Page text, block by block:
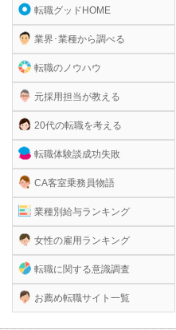
転職グッドHOME
業界･業種から調べる
転職のノウハウ
元採用担当が教える
20代の転職を考える
転職体験談成功失敗
CA客室乗務員物語
業種別給与ランキング
女性の雇用ランキング
転職に関する意識調査
お薦め転職サイト一覧